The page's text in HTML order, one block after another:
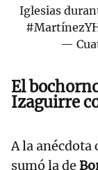
Iglesias
—
El
Izaguirre
A la anécdota
sumó la de